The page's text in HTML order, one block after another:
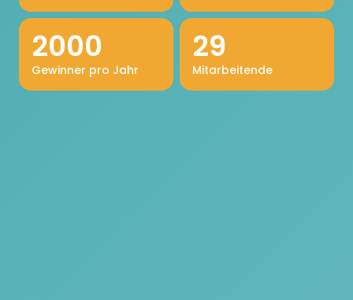
2000
Gewinner pro Jahr
29
Mitarbeitende